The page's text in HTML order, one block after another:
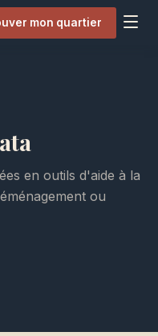
mon quartier
en outils d'aide à la
ou